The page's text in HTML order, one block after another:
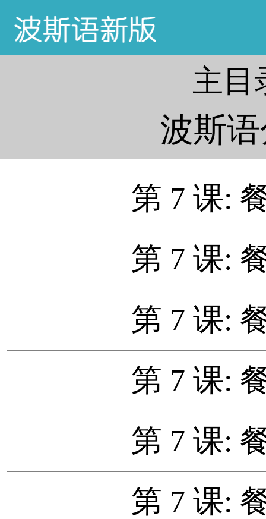
主目
波斯
第 7 课:
第 7 课:
第 7 课:
第 7 课:
第 7 课:
第 7 课: